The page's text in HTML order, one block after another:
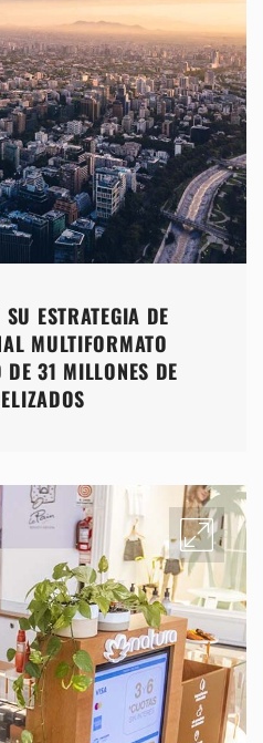
ESTRATEGIA DE
MULTIFORMATO
31 MILLONES DE